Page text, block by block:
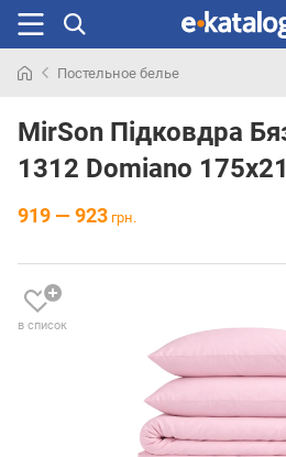
раньше
Постельное белье
MirSon Підковдра
1312 Domiano
919 — 923 грн.
в список